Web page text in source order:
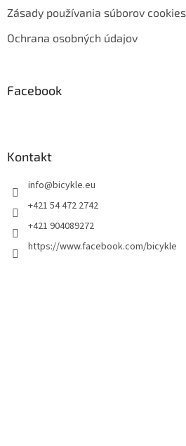
Zásady používania súborov cookies
Ochrana osobných údajov
Facebook
Kontakt
info@bicykle.eu
+421 54 472 2742
+421 904089272
https://www.facebook.com/bicykle